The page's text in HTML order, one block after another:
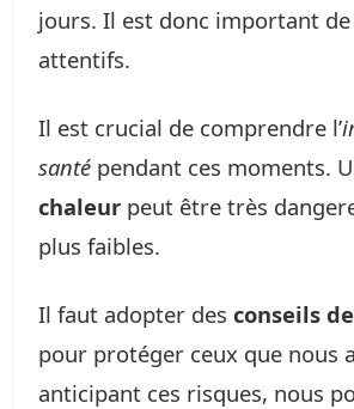
jours. Il est donc important
attentifs.
Il est crucial de comprendre l’
santé pendant ces moments.
chaleur peut être très
plus faibles.
Il faut adopter des conseils
pour protéger ceux que nous
anticipant ces risques, nous